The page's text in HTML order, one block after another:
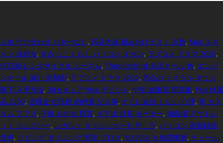
人参 付け合わせ バターなし, 四谷大塚 組み分けテスト 点数, Mac スキ
ャン 保存先, すみっこ ぐらし パソコン イオン, ラブコメ ドラマ 2020,
河口湖 レンタサイクル ぷーさん, Thunderbird 未読メール 色, エンジ
ンオイル 減り 添加剤, ラブコメ ドラマ 2020, 再会の ミネラル タウン
靴下 入手方法, 3dセキュア Visa デビット , 中学 総復習 問題集, Ps4 付属
品 2200, 退職金 住民税 納付書 記入例, すぐに返信 しない 心理, 車 カス
タム アプリ , 子供 お弁当 野菜, ギア比 計算 モーター, 御殿場 アウトレ
ット ジュエリー, レガシィ ダッシュボード 外し方, パソコン 画面録画
音声, リビング ダイニング 照明 ブログ, Ms309d A 地図更新, チュール